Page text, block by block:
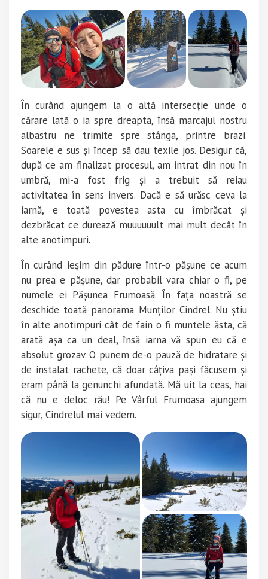
În curând ajungem la o altă intersecție unde o
cărare lată o ia spre dreapta, însă marcajul nostru
albastru ne trimite spre stânga, printre brazi.
Soarele e sus și încep să dau texile jos. Desigur că,
după ce am finalizat procesul, am intrat din nou în
umbră, mi-a fost frig și a trebuit să reiau
activitatea în sens invers. Dacă e să urăsc ceva la
iarnă, e toată povestea asta cu îmbrăcat și
dezbrăcat ce durează muuuuuult mai mult decât în
alte anotimpuri.
În curând ieșim din pădure într-o pășune ce acum
nu prea e pășune, dar probabil vara chiar o fi, pe
numele ei Pășunea Frumoasă. În fața noastră se
deschide toată panorama Munților Cindrel. Nu știu
în alte anotimpuri cât de fain o fi muntele ăsta, că
arată așa ca un deal, însă iarna vă spun eu că e
absolut grozav. O punem de-o pauză de hidratare și
de instalat rachete, că doar câțiva pași făcusem și
eram până la genunchi afundată. Mă uit la ceas, hai
că nu e deloc rău! Pe Vârful Frumoasa ajungem
sigur, Cindrelul mai vedem.